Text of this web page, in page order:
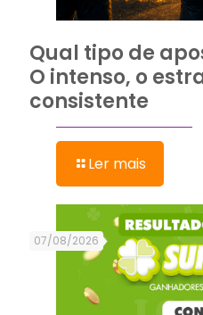
Qual tipo de
O intenso, o
consistente
Ler mais
07/08/2026